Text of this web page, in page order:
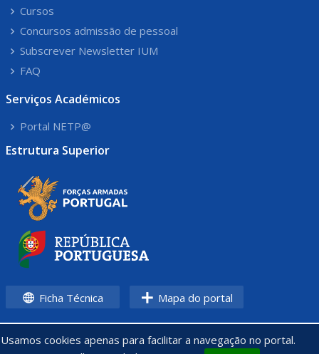
Usamos cookies apenas para facilitar a navegação no portal.
Cursos
Concursos admissão de pessoal
Subscrever Newsletter IUM
FAQ
Serviços Académicos
Portal NETP@
Estrutura Superior
Ficha Técnica Mapa do portal